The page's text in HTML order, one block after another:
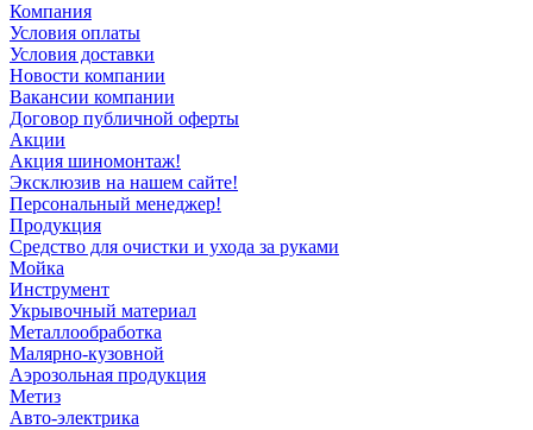
Компания
Условия оплаты
Условия доставки
Новости компании
Вакансии компании
Договор публичной оферты
Акции
Акция шиномонтаж!
Эксклюзив на нашем сайте!
Персональный менеджер!
Продукция
Средство для очистки и ухода за руками
Мойка
Инструмент
Укрывочный материал
Металлообработка
Малярно-кузовной
Аэрозольная продукция
Метиз
Авто-электрика